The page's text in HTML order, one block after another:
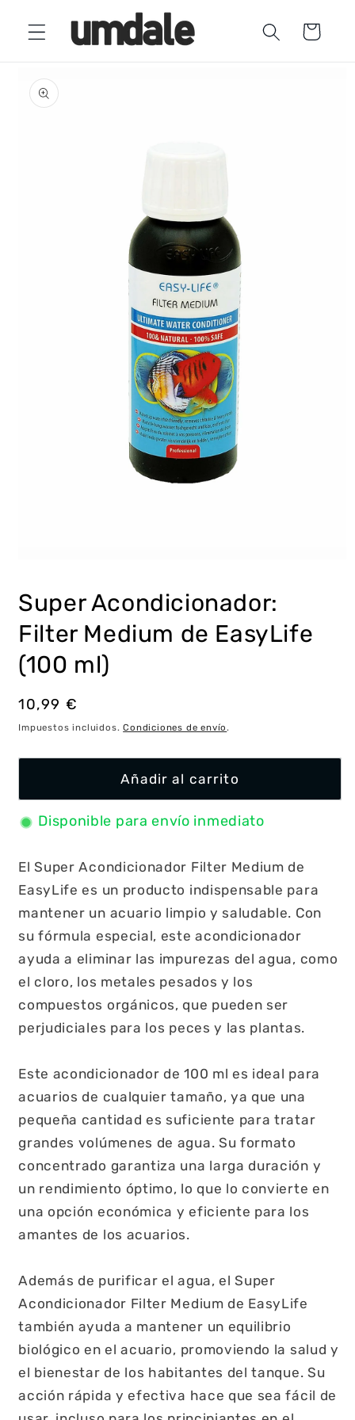
directamente
al contenido
Carrito
información
1
en
una
ventana
Super Acondicionador:
Filter Medium de EasyLife
(100 ml)
Precio
habitual
10,99 €
Impuestos incluidos.Condiciones de envío.
Añadir al carrito
Disponible para envío inmediato
El Super Acondicionador Filter Medium de
EasyLife es un producto indispensable para
mantener un acuario limpio y saludable. Con
su fórmula especial, este acondicionador
ayuda a eliminar las impurezas del agua, como
el cloro, los metales pesados y los
compuestos orgánicos, que pueden ser
perjudiciales para los peces y las plantas.
Este acondicionador de 100 ml es ideal para
acuarios de cualquier tamaño, ya que una
pequeña cantidad es suficiente para tratar
grandes volúmenes de agua. Su formato
concentrado garantiza una larga duración y
un rendimiento óptimo, lo que lo convierte en
una opción económica y eficiente para los
amantes de los acuarios.
Además de purificar el agua, el Super
Acondicionador Filter Medium de EasyLife
también ayuda a mantener un equilibrio
biológico en el acuario, promoviendo la salud y
el bienestar de los habitantes del tanque. Su
acción rápida y efectiva hace que sea fácil de